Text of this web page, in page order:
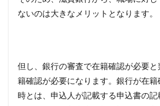
ないのは大きなメリットとなります。
但し、銀行の審査で在籍確認が必要
籍確認が必要になります。銀行が在
時とは、申込人が記載する申込書の